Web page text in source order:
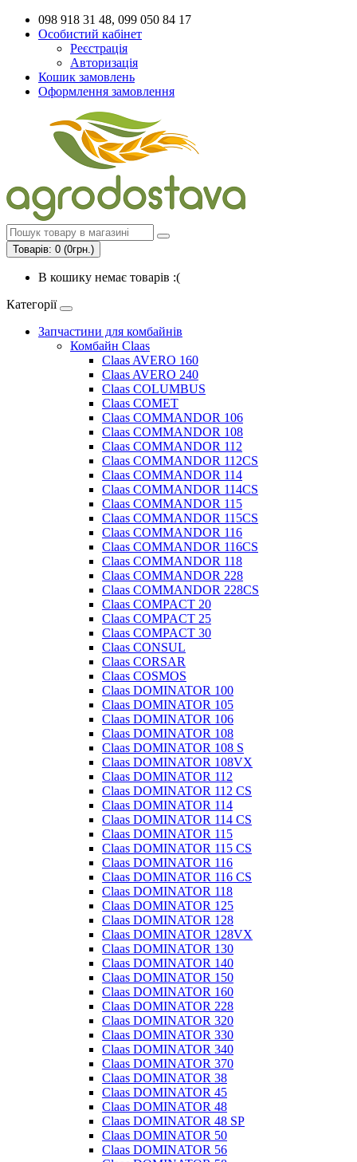
098 918 31 48, 099 050 84 17
Особистий кабінет
Реєстрація
Авторизація
Кошик замовлень
Оформлення замовлення
Товарів: 0 (0грн.)
В кошику немає товарів :(
Категорії
Запчастини для комбайнів
Комбайн Claas
Claas AVERO 160
Claas AVERO 240
Claas COLUMBUS
Claas COMET
Claas COMMANDOR 106
Claas COMMANDOR 108
Claas COMMANDOR 112
Claas COMMANDOR 112CS
Claas COMMANDOR 114
Claas COMMANDOR 114CS
Claas COMMANDOR 115
Claas COMMANDOR 115CS
Claas COMMANDOR 116
Claas COMMANDOR 116CS
Claas COMMANDOR 118
Claas COMMANDOR 228
Claas COMMANDOR 228CS
Claas COMPACT 20
Claas COMPACT 25
Claas COMPACT 30
Claas CONSUL
Claas CORSAR
Claas COSMOS
Claas DOMINATOR 100
Claas DOMINATOR 105
Claas DOMINATOR 106
Claas DOMINATOR 108
Claas DOMINATOR 108 S
Claas DOMINATOR 108VX
Claas DOMINATOR 112
Claas DOMINATOR 112 CS
Claas DOMINATOR 114
Claas DOMINATOR 114 CS
Claas DOMINATOR 115
Claas DOMINATOR 115 CS
Claas DOMINATOR 116
Claas DOMINATOR 116 CS
Claas DOMINATOR 118
Claas DOMINATOR 125
Claas DOMINATOR 128
Claas DOMINATOR 128VX
Claas DOMINATOR 130
Claas DOMINATOR 140
Claas DOMINATOR 150
Claas DOMINATOR 160
Claas DOMINATOR 228
Claas DOMINATOR 320
Claas DOMINATOR 330
Claas DOMINATOR 340
Claas DOMINATOR 370
Claas DOMINATOR 38
Claas DOMINATOR 45
Claas DOMINATOR 48
Claas DOMINATOR 48 SP
Claas DOMINATOR 50
Claas DOMINATOR 56